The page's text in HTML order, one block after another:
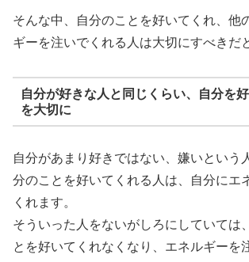
そんな中、自分のことを好いてくれ、他
ギーを注いでくれる人は大切にすべきだ
自分が好きな人と同じくらい、自分を
を大切に
自分があまり好きではない、嫌いという
分のことを好いてくれる人は、自分にエ
くれます。
そういった人をないがしろにしていては
とを好いてくれなくなり、エネルギーを